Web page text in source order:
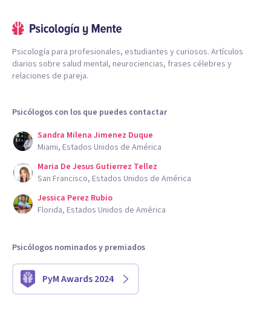
Psicología para profesionales, estudiantes y curiosos. Artículos
diarios sobre salud mental, neurociencias, frases célebres y
relaciones de pareja.
Psicólogos con los que puedes contactar
Sandra Milena Jimenez Duque
Miami, Estados Unidos de América
Maria De Jesus Gutierrez Tellez
San Francisco, Estados Unidos de América
Jessica Perez Rubio
Florida, Estados Unidos de América
Psicólogos nominados y premiados
PyM Awards 2024